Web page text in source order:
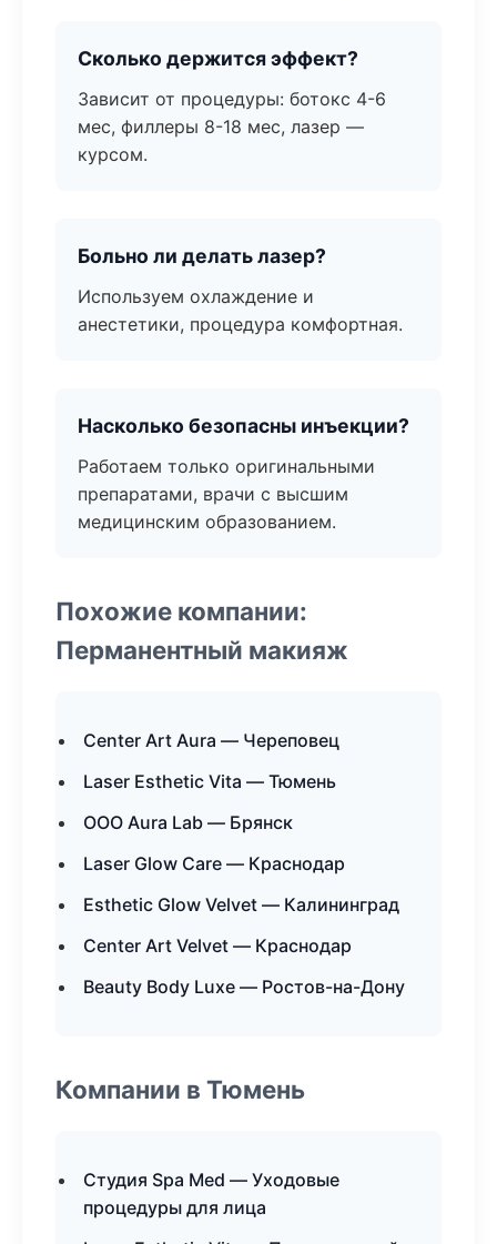
Сколько держится эффект?
Зависит от процедуры: ботокс 4-6
мес, филлеры 8-18 мес, лазер —
курсом.
Больно ли делать лазер?
Используем охлаждение и
анестетики, процедура комфортная.
Насколько безопасны инъекции?
Работаем только оригинальными
препаратами, врачи с высшим
медицинским образованием.
Похожие компании:
Перманентный макияж
Center Art Aura — Череповец
Laser Esthetic Vita — Тюмень
ООО Aura Lab — Брянск
Laser Glow Care — Краснодар
Esthetic Glow Velvet — Калининград
Center Art Velvet — Краснодар
Beauty Body Luxe — Ростов-на-Дону
Компании в Тюмень
Студия Spa Med — Уходовые
процедуры для лица